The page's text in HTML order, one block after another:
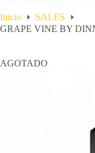
Inicio
SALES
GRAPE VINE BY
AGOTADO